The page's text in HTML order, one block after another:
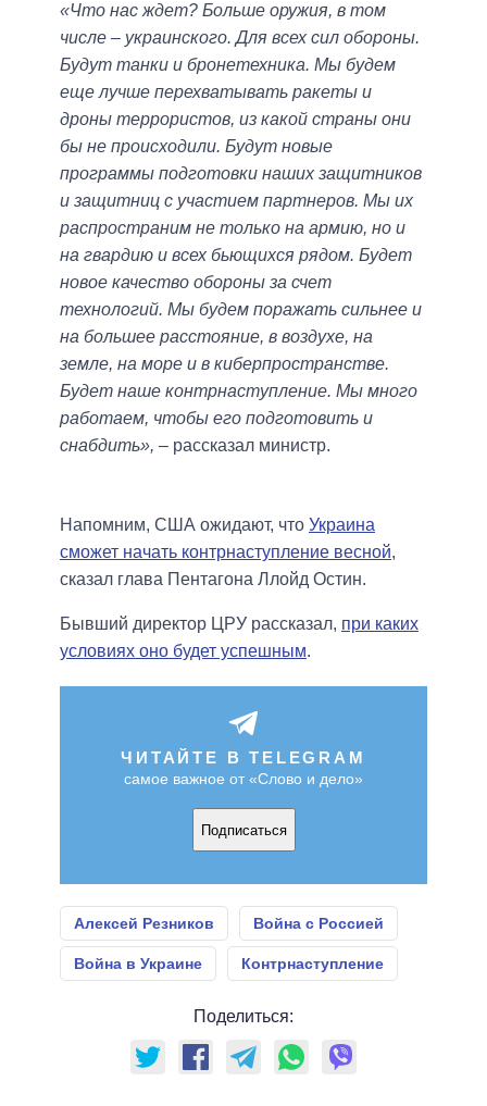
«Что нас ждет? Больше оружия, в том
числе – украинского. Для всех сил обороны.
Будут танки и бронетехника. Мы будем
еще лучше перехватывать ракеты и
дроны террористов, из какой страны они
бы не происходили. Будут новые
программы подготовки наших защитников
и защитниц с участием партнеров. Мы их
распространим не только на армию, но и
на гвардию и всех бьющихся рядом. Будет
новое качество обороны за счет
технологий. Мы будем поражать сильнее и
на большее расстояние, в воздухе, на
земле, на море и в киберпространстве.
Будет наше контрнаступление. Мы много
работаем, чтобы его подготовить и
снабдить», – рассказал министр.
Напомним, США ожидают, что Украина
сможет начать контрнаступление весной,
сказал глава Пентагона Ллойд Остин.
Бывший директор ЦРУ рассказал, при каких
условиях оно будет успешным.
ЧИТАЙТЕ В TELEGRAM
самое важное от «Слово и дело»
Подписаться
Алексей Резников Война с Россией
Война в Украине Контрнаступление
Поделиться: